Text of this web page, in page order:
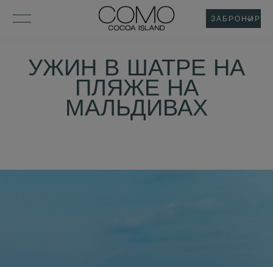
УЖИН В ШАТРЕ НА
ПЛЯЖЕ НА
МАЛЬДИВАХ